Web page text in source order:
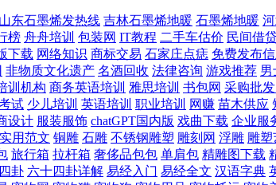
山东石墨烯发热线 吉林石墨烯地暖 石墨烯地暖
榜 舟舟培训 包装网 IT教程 二手车估价 民间借
下载 网络知识 商标交易 石家庄点痣 免费发布
非物质文化遗产 名酒回收 法律咨询 游戏推荐 男
训机构 商务英语培训 雅思培训 书包网 采购批发
试 少儿培训 英语培训 职业培训 网赚 苗木供应
设计 服装服饰 chatGPT国内版 戏曲下载 企业服
实用范文 铜雕 石雕 不锈钢雕塑 雕刻网 浮雕 雕
旅行箱 拉杆箱 奢侈品包包 单肩包 精雕图下载
卦 六十四卦详解 易经入门 易经全文 汉语字典